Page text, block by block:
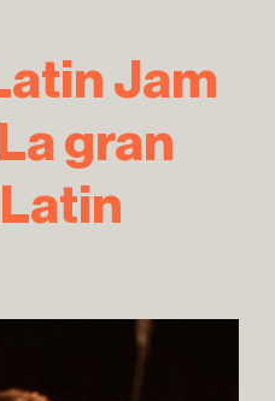
Jam
gran